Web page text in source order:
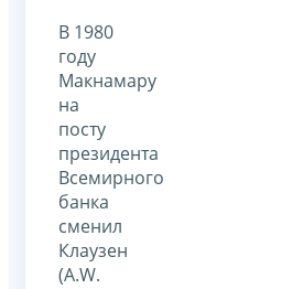
В 1980
году
Макнамару
на
посту
президента
Всемирного
банка
сменил
Клаузен
(A.W.